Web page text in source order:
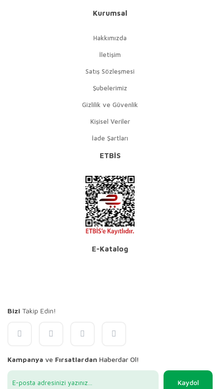
Kurumsal
Hakkımızda
İletişim
Satış Sözleşmesi
Şubelerimiz
Gizlilik ve Güvenlik
Kişisel Veriler
İade Şartları
ETBİS
E-Katalog
Bizi Takip Edin!
Kampanya ve Fırsatlardan Haberdar Ol!
Kaydol